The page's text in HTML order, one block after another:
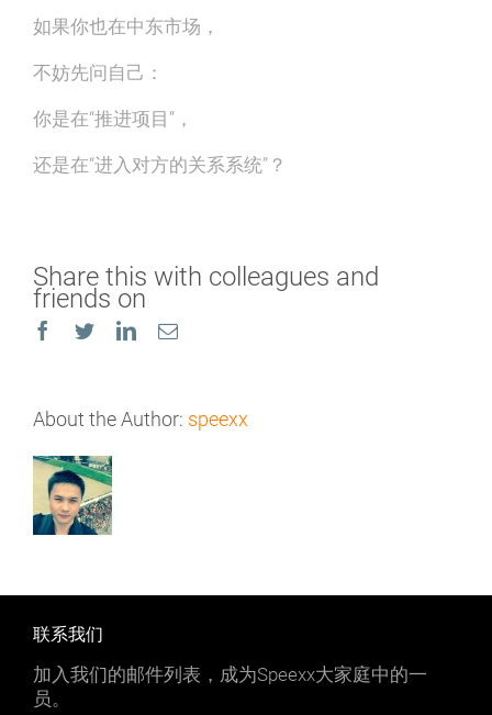
如果你也在中东市场，
不妨先问自己：
你是在“推进项目”，
还是在“进入对方的关系系统”？
Share this with colleagues and
friends on
Facebook
TwitterLinkedInEmail
About the Author: speexx
联系我们
加入我们的邮件列表，成为Speexx大家庭中的一
员。